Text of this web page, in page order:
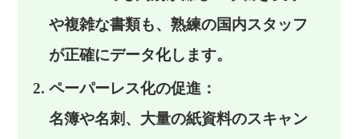
や複雑な書類も、熟練の国内スタッフ
が正確にデータ化します。
ペーパーレス化の促進：
名簿や名刺、大量の紙資料のスキャン